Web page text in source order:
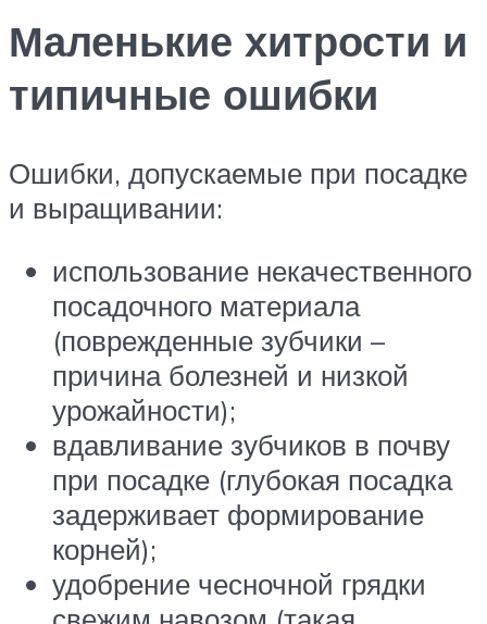
Маленькие хитрости и
типичные ошибки
Ошибки, допускаемые при посадке
и выращивании:
использование некачественного
посадочного материала
(поврежденные зубчики –
причина болезней и низкой
урожайности);
вдавливание зубчиков в почву
при посадке (глубокая посадка
задерживает формирование
корней);
удобрение чесночной грядки